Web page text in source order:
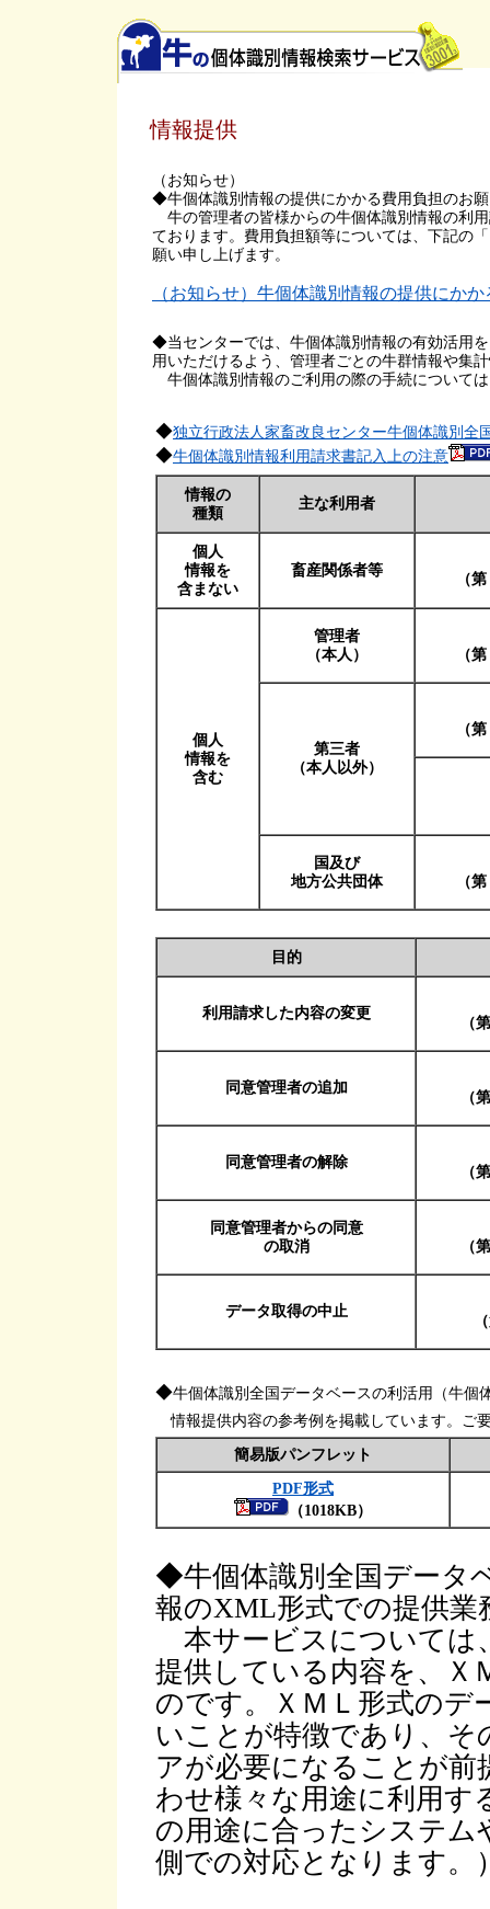
情報提供
（お知らせ）
◆牛個体識別情報の提供にかかる費用負担のお
牛の管理者の皆様からの牛個体識別情報の利
ております。費用負担額等については、下記の
願い申し上げます。
（お知らせ）牛個体識別情報の提供にか
◆当センターでは、牛個体識別情報の有効活用
用いただけるよう、管理者ごとの牛群情報や集
牛個体識別情報のご利用の際の手続について
◆独立行政法人家畜改良センター牛個体識別全
◆牛個体識別情報利用請求書記入上の注意
情報の
種類
主な利用者
個人
情報を
含まない
畜産関係者等 （
個人
情報を
含む
管理者
（本人）
（
第三者
（本人以外）
（
国及び
地方公共団体
（
目的
利用請求した内容の変更
（
同意管理者の追加
（
同意管理者の解除
（
同意管理者からの同意
の取消
（
データ取得の中止
◆牛個体識別全国データベースの利活用（牛個
情報提供内容の参考例を掲載しています。ご
簡易版パンフレット
PDF形式
（1018KB）
◆牛個体識別全国データ
報のXML形式での提供業
本サービスについては
提供している内容を、Ｘ
のです。ＸＭＬ形式のデ
いことが特徴であり、
アが必要になることが前
わせ様々な用途に利用す
の用途に合ったシステ
側での対応となります。